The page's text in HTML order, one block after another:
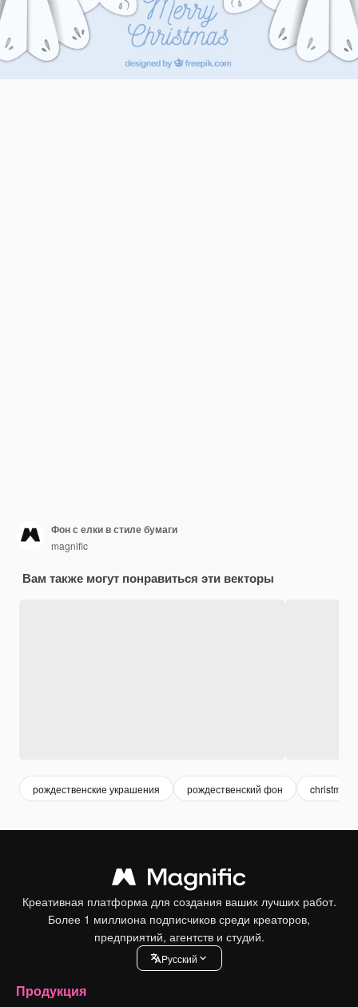
Фон с елки в стиле бумаги
magnific
Вам также могут понравиться эти векторы
рождественские украшения рождественский фон christmas
Креативная платформа для создания ваших лучших работ.
Более 1 миллиона подписчиков среди креаторов,
предприятий, агентств и студий.
Pусский
Продукция